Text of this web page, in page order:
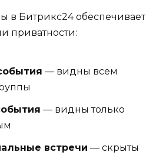
в Битрикс24 обеспечивает
приватности:
— видны всем
— видны только
встречи — скрыты